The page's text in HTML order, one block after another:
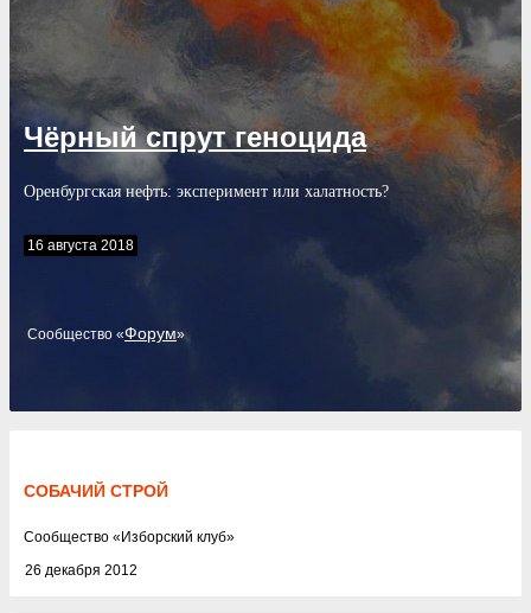
Cообщество «Форум»
Чёрный спрут геноцида
Оренбургская нефть: эксперимент или халатность?
16 августа 2018
СОБАЧИЙ СТРОЙ
26 декабря 2012
Cообщество « Изборский клуб»